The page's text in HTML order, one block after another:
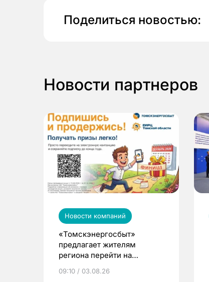
Поделиться новостью:
Новости партнеров
Новости компаний
«Томскэнергосбыт»
предлагает жителям
региона перейти на
выиграть призы
09:10 / 03.08.26